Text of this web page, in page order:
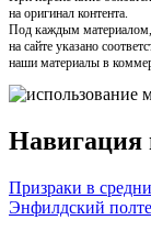
на оригинал контента.
Под каждым
на сайте указано
наши материалы в
Навигация
Призраки в
Энфилдский